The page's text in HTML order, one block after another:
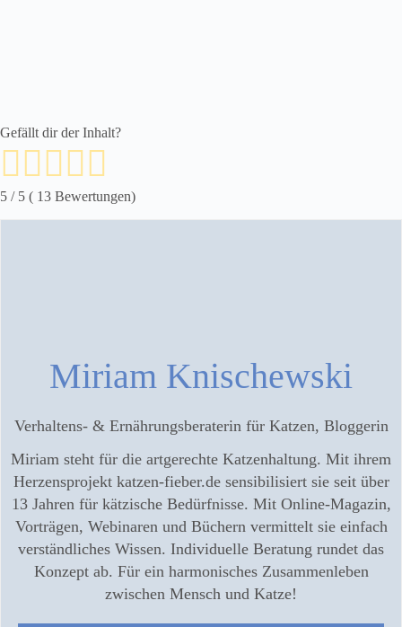
Gefällt dir der Inhalt?
5 / 5 ( 13 Bewertungen)
Miriam Knischewski
Verhaltens- & Ernährungsberaterin für Katzen, Bloggerin
Miriam steht für die artgerechte Katzenhaltung. Mit ihrem
Herzensprojekt katzen-fieber.de sensibilisiert sie seit über
13 Jahren für kätzische Bedürfnisse. Mit Online-Magazin,
Vorträgen, Webinaren und Büchern vermittelt sie einfach
verständliches Wissen. Individuelle Beratung rundet das
Konzept ab. Für ein harmonisches Zusammenleben
zwischen Mensch und Katze!